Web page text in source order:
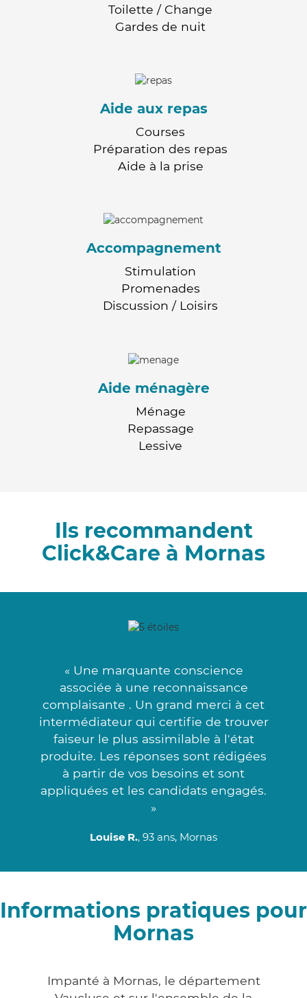
Toilette / Change
Gardes de nuit
Aide aux repas
Courses
Préparation des repas
Aide à la prise
Accompagnement
Stimulation
Promenades
Discussion / Loisirs
Aide ménagère
Ménage
Repassage
Lessive
Ils recommandent
Click&Care à Mornas
« Une marquante conscience
associée à une reconnaissance
complaisante . Un grand merci à cet
intermédiateur qui certifie de trouver
faiseur le plus assimilable à l'état
produite. Les réponses sont rédigées
à partir de vos besoins et sont
appliquées et les candidats engagés.
»
Louise R., 93 ans, Mornas
Informations pratiques pour
Mornas
Impanté à Mornas, le département